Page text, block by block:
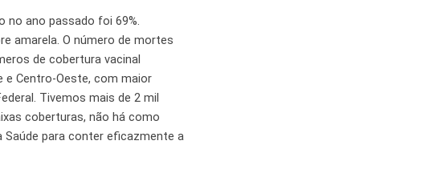
no ano passado foi 69%.
amarela. O número de mortes
de cobertura vacinal
e Centro-Oeste, com maior
Tivemos mais de 2 mil
coberturas, não há como
Saúde para conter eficazmente a